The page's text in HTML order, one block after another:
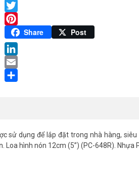
Facebook
Twitter
Pinterest
Share Post
LinkedIn
Email
sử dụng để lắp đặt trong nhà hàng, siêu
hình nón 12cm (5”) (PC-648R). Nhựa